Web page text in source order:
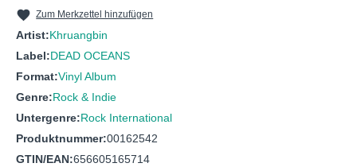
11 A Love International
12 Les Petits Gris
Zum Merkzettel hinzufügen
Artist:Khruangbin
Label:DEAD OCEANS
Format:Vinyl Album
Genre:Rock & Indie
Untergenre:Rock International
Produktnummer:00162542
GTIN/EAN:656605165714